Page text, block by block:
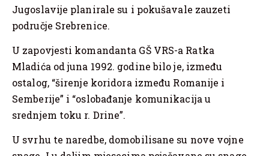
Jugoslavije planirale su i pokušavale zauzeti
područje Srebrenice.
U zapovjesti komandanta GŠ VRS-a Ratka
Mladića od juna 1992. godine bilo je, između
ostalog, “širenje koridora između Romanije i
Semberije” i “oslobađanje komunikacija u
srednjem toku r. Drine”.
U svrhu te naredbe, domobilisane su nove vojne